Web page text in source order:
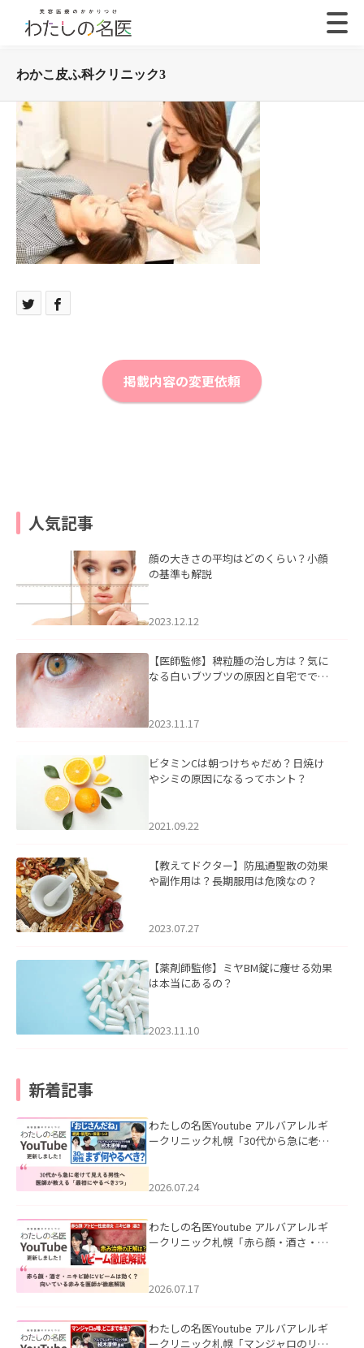
わかこ皮ふ科クリニック3
掲載内容の変更依頼
人気記事
顔の大きさの平均はどのくらい？小顔
の基準も解説
2023.12.12
【医師監修】稗粒腫の治し方は？気に
なる白いブツブツの原因と自宅ででき
2023.11.17
ビタミンCは朝つけちゃだめ？日焼け
やシミの原因になるってホント？
2021.09.22
【教えてドクター】防風通聖散の効果
や副作用は？長期服用は危険なの？
2023.07.27
【薬剤師監修】ミヤBM錠に痩せる効果
は本当にあるの？
2023.11.10
新着記事
わたしの名医Youtube アルバアレルギ
ークリニック札幌「30代から急に老け
た。
2026.07.24
わたしの名医Youtube アルバアレルギ
ークリニック札幌「赤ら顔・酒さ・ニ
した。
2026.07.17
わたしの名医Youtube アルバアレルギ
ークリニック札幌「マンジャロのリア